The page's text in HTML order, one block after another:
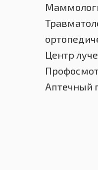
Центр
Аптечный